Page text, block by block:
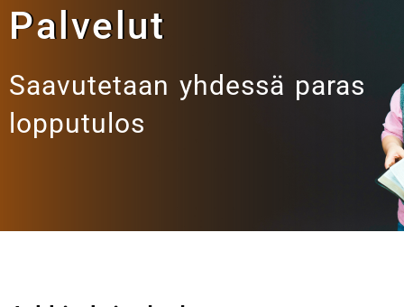
Palvelut
Saavutetaan yhdessä paras
lopputulos